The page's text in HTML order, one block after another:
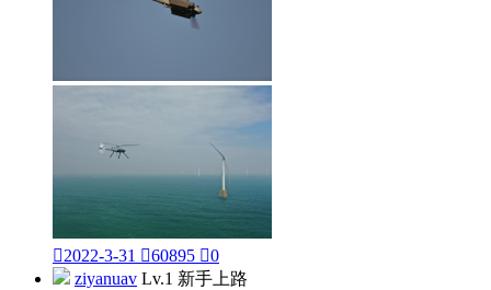
2022-3-31 60895 0
ziyanuav Lv.1 新手上路